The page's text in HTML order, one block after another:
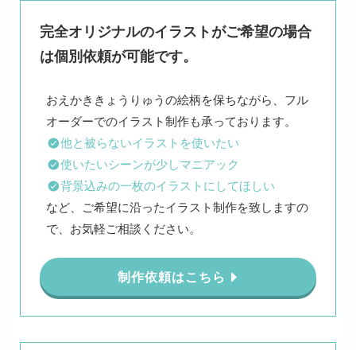
完全オリジナルのイラストがご希望の場合
は個別依頼が可能です。
おえかききょうりゅうの絵柄を保ちながら、フル
他と被らないイラストを使いたい
使いたいシーンが少しマニアック
背景込みの一枚のイラストにしてほしい
など、ご希望に沿ったイラスト制作を致しますの
で、お気軽ご相談ください。
制作依頼はこちら